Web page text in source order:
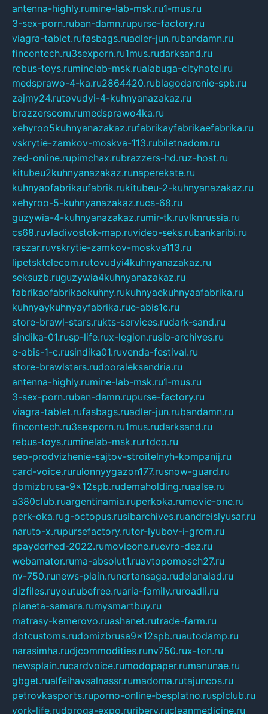
antenna-highly.rumine-lab-msk.ru1-mus.ru
3-sex-porn.ruban-damn.rupurse-factory.ru
viagra-tablet.rufasbags.ruadler-jun.rubandamn.ru
fincontech.ru3sexporn.ru1mus.rudarksand.ru
rebus-toys.ruminelab-msk.rualabuga-cityhotel.ru
medsprawo-4-ka.ru2864420.rublagodarenie-spb.ru
zajmy24.rutovudyi-4-kuhnyanazakaz.ru
brazzerscom.rumedsprawo4ka.ru
xehyroo5kuhnyanazakaz.rufabrikayfabrikaefabrika.ru
vskrytie-zamkov-moskva-113.rubiletnadom.ru
zed-online.rupimchax.rubrazzers-hd.ruz-host.ru
kitubeu2kuhnyanazakaz.runaperekate.ru
kuhnyaofabrikaufabrik.rukitubeu-2-kuhnyanazakaz.ru
xehyroo-5-kuhnyanazakaz.rucs-68.ru
guzywia-4-kuhnyanazakaz.rumir-tk.ruvlknrussia.ru
cs68.ruvladivostok-map.ruvideo-seks.rubankaribi.ru
raszar.ruvskrytie-zamkov-moskva113.ru
lipetsktelecom.rutovudyi4kuhnyanazakaz.ru
seksuzb.ruguzywia4kuhnyanazakaz.ru
fabrikaofabrikaokuhny.rukuhnyaekuhnyaafabrika.ru
kuhnyaykuhnyayfabrika.rue-abis1c.ru
store-brawl-stars.rukts-services.rudark-sand.ru
sindika-01.rusp-life.rux-legion.rusib-archives.ru
e-abis-1-c.rusindika01.ruvenda-festival.ru
store-brawlstars.rudooraleksandria.ru
antenna-highly.rumine-lab-msk.ru1-mus.ru
3-sex-porn.ruban-damn.rupurse-factory.ru
viagra-tablet.rufasbags.ruadler-jun.rubandamn.ru
fincontech.ru3sexporn.ru1mus.rudarksand.ru
rebus-toys.ruminelab-msk.rurtdco.ru
seo-prodvizhenie-sajtov-stroitelnyh-kompanij.ru
card-voice.rurulonnyygazon177.rusnow-guard.ru
domizbrusa-9x12spb.rudemaholding.ruaalse.ru
a380club.ruargentinamia.ruperkoka.rumovie-one.ru
perk-oka.rug-octopus.rusibarchives.ruandreislyusar.ru
naruto-x.rupursefactory.rutor-lyubov-i-grom.ru
spayderhed-2022.rumovieone.ruevro-dez.ru
webamator.ruma-absolut1.ruavtopomosch27.ru
nv-750.runews-plain.runertansaga.rudelanalad.ru
dizfiles.ruyoutubefree.ruaria-family.ruroadli.ru
planeta-samara.rumysmartbuy.ru
matrasy-kemerovo.ruashanet.rutrade-farm.ru
dotcustoms.rudomizbrusa9x12spb.ruautodamp.ru
narasimha.rudjcommodities.runv750.rux-ton.ru
newsplain.rucardvoice.rumodopaper.rumanunae.ru
gbget.rualfeihavsalnassr.rumadoma.rutajuncos.ru
petrovkasports.ruporno-online-besplatno.rusplclub.ru
york-life.rudoroga-expo.ruribery.rucleanmedicine.ru